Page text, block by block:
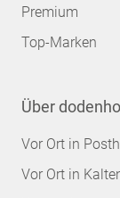
Premium
Top-Marken
Über
Vor Ort in
Vor Ort in